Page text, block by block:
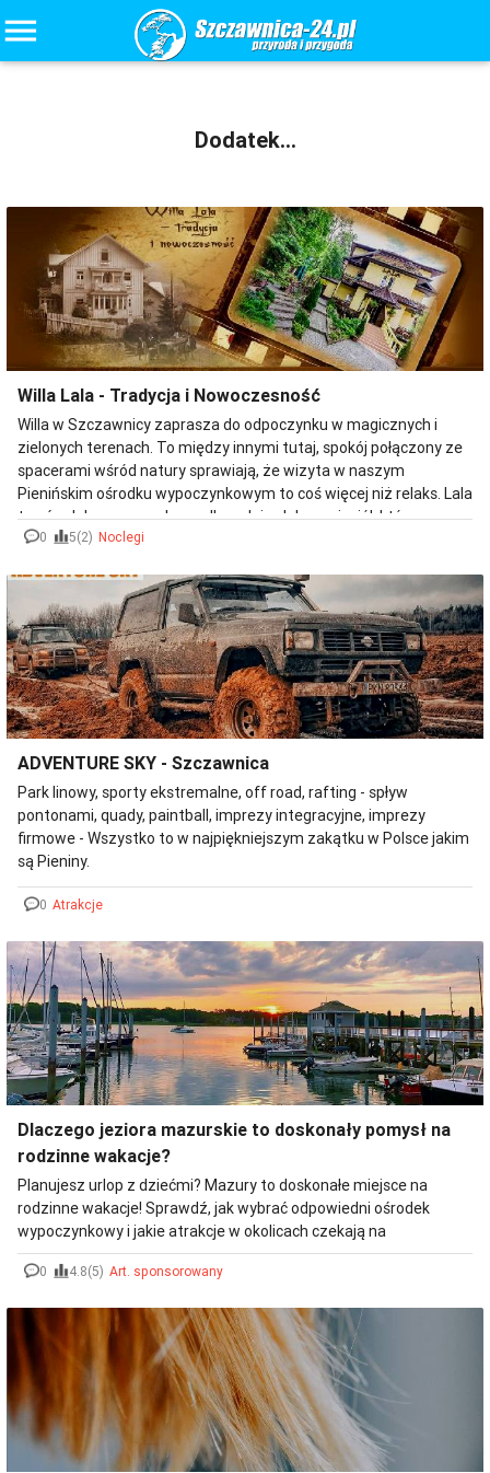
menu
Dodatek...
Willa Lala - Tradycja i Nowoczesność
Willa w Szczawnicy zaprasza do odpoczynku w magicznych i
zielonych terenach. To między innymi tutaj, spokój połączony ze
spacerami wśród natury sprawiają, że wizyta w naszym
Pienińskim ośrodku wypoczynkowym to coś więcej niż relaks. Lala
to ośrodek wypoczynkowy dla rodziny lub przyjaciół, którzy
pragną spędzić miłe chwile w niecodziennym klimacie. Ośrodek
na tym, co ważne, zostawiając przygotowanie posiłków na
naszych barkach. Niezależnie od pory roku, nasze drzwi są
szeroko otwarte.
0 5(2) Noclegi
ADVENTURE SKY - Szczawnica
Park linowy, sporty ekstremalne, off road, rafting - spływ
pontonami, quady, paintball, imprezy integracyjne, imprezy
firmowe - Wszystko to w najpiękniejszym zakątku w Polsce jakim
są Pieniny.
0 Atrakcje
Dlaczego jeziora mazurskie to doskonały pomysł na
rodzinne wakacje?
Planujesz urlop z dziećmi? Mazury to doskonałe miejsce na
rodzinne wakacje! Sprawdź, jak wybrać odpowiedni ośrodek
wypoczynkowy i jakie atrakcje w okolicach czekają na
najmłodszych. Zaplanuj swój pobyt i odkryj uroki jezior
mazurskich!
0 4.8(5) Art. sponsorowany